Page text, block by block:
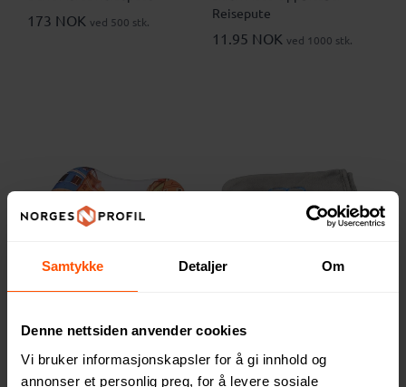
Samtykke Detaljer Om
Denne nettsiden anvender cookies
Vi bruker informasjonskapsler for å gi innhold og
annonser et personlig preg, for å levere sosiale
173 NOK ved 500 stk.
Reisepute
11.95 NOK ved 1000 stk.
Aeros Pute
173 NOKved 500 stk.
Cora RPET Reisepledd og
Pute
314 NOKved 500 stk.